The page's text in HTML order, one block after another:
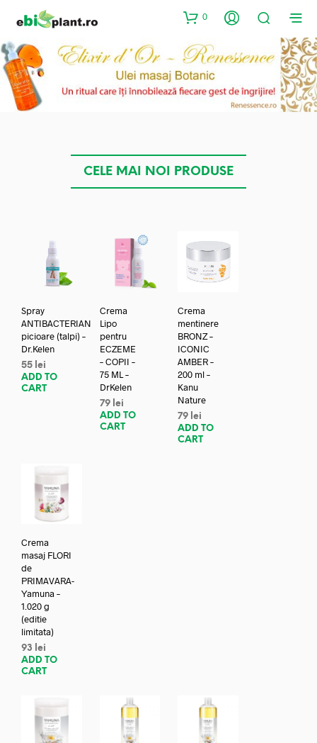
0
CELE MAI NOI PRODUSE
Spray
ANTIBACTERIAN
picioare (talpi) –
Dr.Kelen
55 lei
ADD TO
CART
Crema
Lipo
pentru
ECZEME
– COPII –
75 ML –
DrKelen
79 lei
ADD TO
CART
Crema
mentinere
BRONZ –
ICONIC
AMBER –
200 ml –
Kanu
Nature
79 lei
ADD TO
CART
Crema
masaj FLORI
de
PRIMAVARA-
Yamuna –
1.020 g
(editie
limitata)
93
lei
ADD TO
CART